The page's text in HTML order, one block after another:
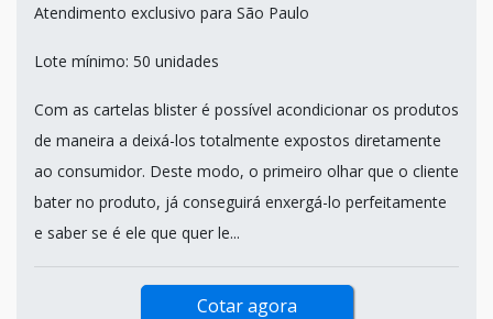
Atendimento exclusivo para São Paulo
Lote mínimo: 50 unidades
Com as cartelas blister é possível acondicionar os produtos
de maneira a deixá-los totalmente expostos diretamente
ao consumidor. Deste modo, o primeiro olhar que o cliente
bater no produto, já conseguirá enxergá-lo perfeitamente
e saber se é ele que quer le...
Cotar agora